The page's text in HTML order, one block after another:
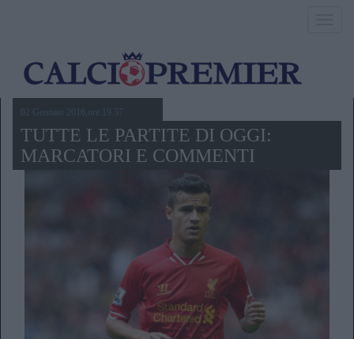
02 Gennaio 2016,ore 19.57
TUTTE LE PARTITE DI OGGI:
MARCATORI E COMMENTI